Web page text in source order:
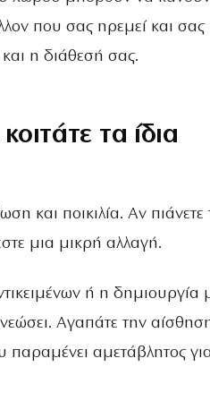
που σας ηρεμεί και σας
η διάθεσή σας.
τα ίδια
και ποικιλία. Αν πιάνετε
μια μικρή αλλαγή.
ή η δημιουργία
Αγαπάτε την
παραμένει αμετάβλητος